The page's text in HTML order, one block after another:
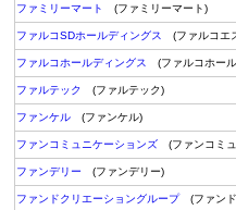
ファミリーマート (ファミリーマート)
ファルコSDホールディングス (ファルコエ
ファルコホールディングス (ファルコホー
ファルテック (ファルテック)
ファンケル (ファンケル)
ファンコミュニケーションズ (ファンコミ
ファンデリー (ファンデリー)
ファンドクリエーショングループ(ファンド